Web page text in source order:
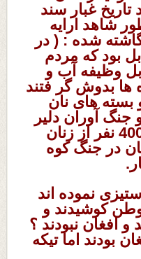
غبار سند
شاهد ارایه
شده : ( در
بود که مردم
وظیفه آب و
ها بدوش گر فتند
بسته های نان
جنگ آوران دلیر
را تغزیه مینمودند و غبار در ادامه مینگارد 400 نفر از زنان
سهم گر فتند و 83 نفر آنان در جنگ کوه
نموده اند
وطن کوشیدند و
افغان نبودند ؟
بودند اما تیکه